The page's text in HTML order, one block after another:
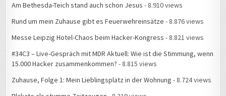
Am Bethesda-Teich stand auch schon Jesus - 8.910 views
Rund um mein Zuhause gibt es Feuerwehreinsätze - 8.876 views
Messe Leipzig Hotel-Chaos beim Hacker-Kongress - 8.821 views
#34C3 – Live-Gespräch mit MDR Aktuell: Wie ist die Stimmung, wenn
15.000 Hacker zusammenkommen? - 8.815 views
Zuhause, Folge 1: Mein Lieblingsplatz in der Wohnung - 8.724 views